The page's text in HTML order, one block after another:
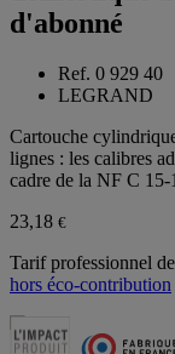
d'abonné
Ref. 0 929 40
LEGRAND
Cartouche
lignes : les calibres
cadre de la NF C
23,18 €
Tarif professionnel
hors éco-contribution